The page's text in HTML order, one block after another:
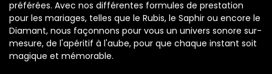
préférées. Avec nos différentes formules de prestation
pour les mariages, telles que le Rubis, le Saphir ou encore le
Diamant, nous façonnons pour vous un univers sonore sur-
mesure, de l'apéritif à l'aube, pour que chaque instant soit
magique et mémorable.